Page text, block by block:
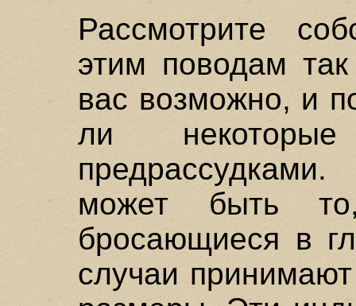
Рассмотрите
этим поводам
вас возможно, и
ли
может быть
бросающиеся в
случаи